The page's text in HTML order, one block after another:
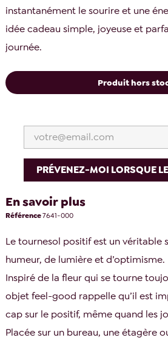
instantanément le sourire et une
idée cadeau simple, joyeuse et
journée.
Produit hors
PRÉVENEZ-MOI LORSQUE
En savoir plus
Référence7641-000
Le tournesol positif est un véritable
humeur, de lumière et d’optimisme.
Inspiré de la fleur qui se tourne
objet feel-good rappelle qu’il est
cap sur le positif, même quand les
Placée sur un bureau, une étagère